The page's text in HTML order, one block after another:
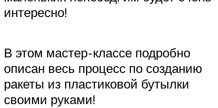
интересно!
В этом мастер-классе подробно
описан весь процесс по созданию
ракеты из пластиковой бутылки
своими руками!